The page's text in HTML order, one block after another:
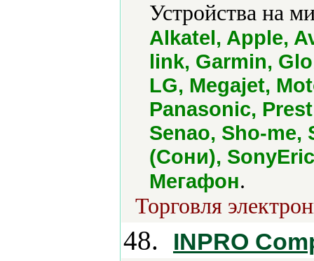
Устройства на
Alkatel, Apple,
link, Garmin,
LG, Megajet,
Panasonic,
Senao, Sho-me,
(Сони),
Мегафон.
Торговля
48. INPRO